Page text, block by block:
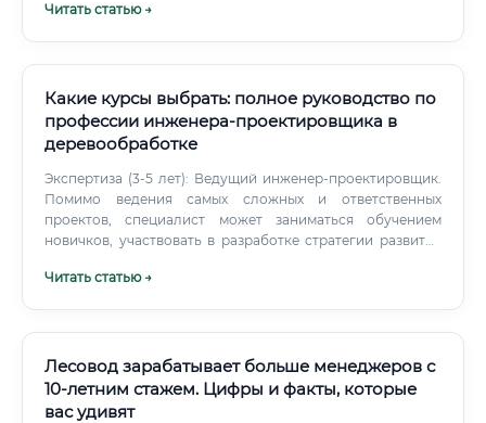
можно выделить типичную картину: ✅ Работодатели, как
Читать статью →
Какие курсы выбрать: полное руководство по
профессии инженера-проектировщика в
деревообработке
Экспертиза (3-5 лет): Ведущий инженер-проектировщик.
Помимо ведения самых сложных и ответственных
проектов, специалист может заниматься обучением
новичков, участвовать в разработке стратегии развития
Читать статью →
Лесовод зарабатывает больше менеджеров с
10-летним стажем. Цифры и факты, которые
вас удивят